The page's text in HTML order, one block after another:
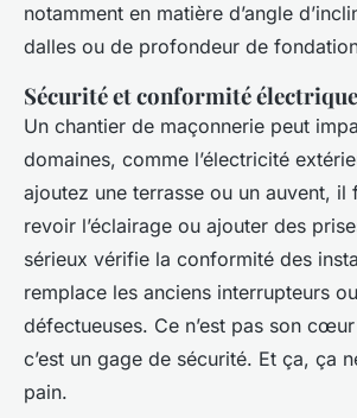
notamment en matière d’angle
dalles ou de profondeur de
Sécurité et conformité électrique
Un chantier de maçonnerie peut
domaines, comme l’électricité
ajoutez une terrasse ou un auvent, il
revoir l’éclairage ou ajouter des
sérieux vérifie la conformité des
remplace les anciens interrupteurs
défectueuses. Ce n’est pas son
c’est un gage de sécurité. Et ça, ça
pain.